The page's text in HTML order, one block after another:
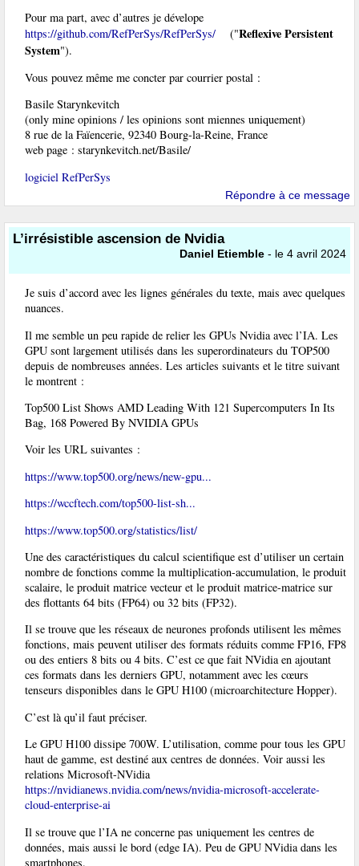
Pour ma part, avec d’autres je dévelope
https://github.com/RefPerSys/RefPerSys/
("Reflexive Persistent
System").
Vous pouvez même me concter par courrier postal :
Basile Starynkevitch
(only mine opinions / les opinions sont miennes uniquement)
8 rue de la Faïencerie, 92340 Bourg-la-Reine, France
web page : starynkevitch.net/Basile/
logiciel RefPerSys
Répondre à ce message
L’irrésistible ascension de Nvidia
Daniel Etiemble - le 4 avril 2024
Je suis d’accord avec les lignes générales du texte, mais avec quelques
nuances.
Il me semble un peu rapide de relier les GPUs Nvidia avec l’IA. Les
GPU sont largement utilisés dans les superordinateurs du TOP500
depuis de nombreuses années. Les articles suivants et le titre suivant
le montrent :
Top500 List Shows AMD Leading With 121 Supercomputers In Its
Bag, 168 Powered By NVIDIA GPUs
Voir les URL suivantes :
https://www.top500.org/news/new-gpu...
https://wccftech.com/top500-list-sh...
https://www.top500.org/statistics/list/
Une des caractéristiques du calcul scientifique est d’utiliser un certain
nombre de fonctions comme la multiplication-accumulation, le produit
scalaire, le produit matrice vecteur et le produit matrice-matrice sur
des flottants 64 bits (FP64) ou 32 bits (FP32).
Il se trouve que les réseaux de neurones profonds utilisent les mêmes
fonctions, mais peuvent utiliser des formats réduits comme FP16, FP8
ou des entiers 8 bits ou 4 bits. C’est ce que fait NVidia en ajoutant
ces formats dans les derniers GPU, notamment avec les cœurs
tenseurs disponibles dans le GPU H100 (microarchitecture Hopper).
C’est là qu’il faut préciser.
Le GPU H100 dissipe 700W. L’utilisation, comme pour tous les GPU
haut de gamme, est destiné aux centres de données. Voir aussi les
relations Microsoft-NVidia
https://nvidianews.nvidia.com/news/nvidia-microsoft-accelerate-
cloud-enterprise-ai
Il se trouve que l’IA ne concerne pas uniquement les centres de
données, mais aussi le bord (edge IA). Peu de GPU NVidia dans les
smartphones.